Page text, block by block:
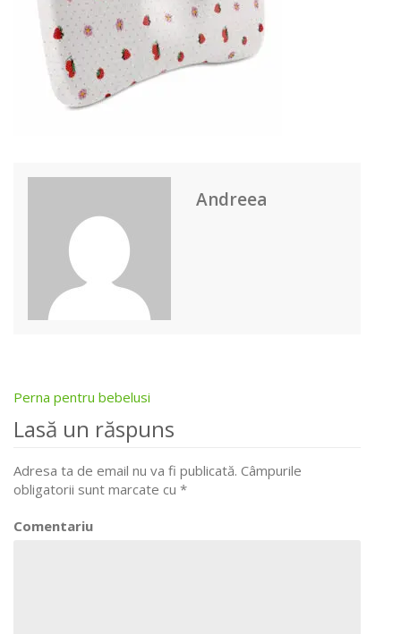
Andreea
Post
navigation
Perna pentru bebelusi
Lasă un răspuns
Adresa ta de email nu va fi publicată. Câmpurile
obligatorii sunt marcate cu *
Comentariu